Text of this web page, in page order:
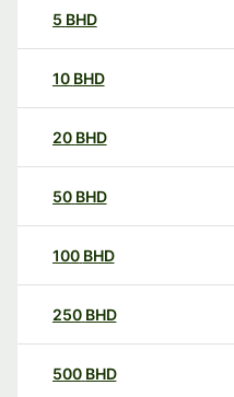
5 BHD
10 BHD
20 BHD
50 BHD
100 BHD
250 BHD
500 BHD